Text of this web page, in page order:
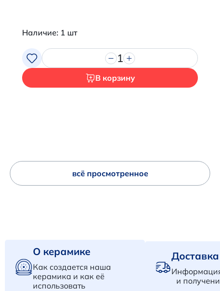
Наличие: 1 шт
1
В корзину
всё просмотренное
О керамике
Как создается наша
керамика и как её
использовать
и